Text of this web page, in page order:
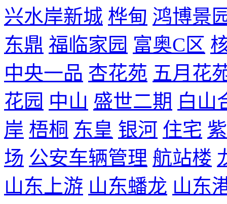
兴水岸新城 桦甸 鸿博景
东鼎 福临家园 富奥C区
中央一品 杏花苑 五月花
花园 中山 盛世二期 白山
岸 梧桐 东皇 银河 住宅
场 公安车辆管理 航站楼
山东上游 山东蟠龙 山东